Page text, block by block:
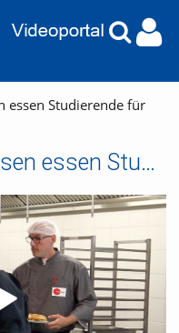
essen Studierende für
In französischen Mensen essen Studierende für einen Euro